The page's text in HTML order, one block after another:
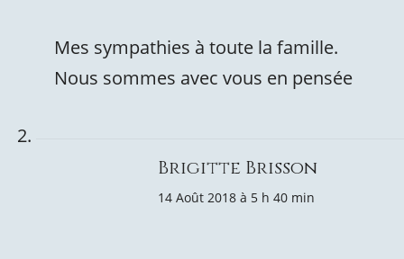
Mes sympathies à toute la famille.
Nous sommes avec vous en pensée
Brigitte Brisson
14 Août 2018 à 5 h 40 min